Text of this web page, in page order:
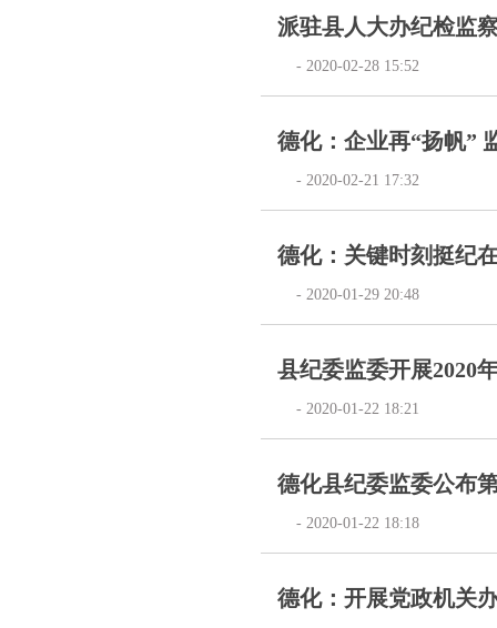
派驻县人大办纪检监
- 2020-02-28 15:52
德化：企业再“扬帆”
- 2020-02-21 17:32
德化：关键时刻挺纪
- 2020-01-29 20:48
县纪委监委开展2020
- 2020-01-22 18:21
德化县纪委监委公布
- 2020-01-22 18:18
德化：开展党政机关